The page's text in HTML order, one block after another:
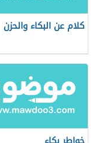
كلام عن البكاء والحزن